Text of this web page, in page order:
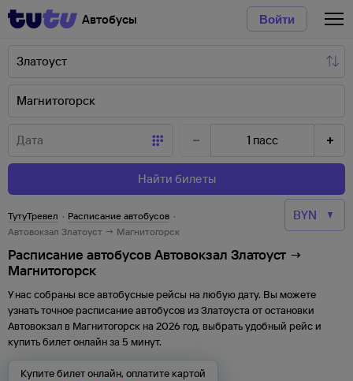
Автобусы Войти
1 пасс
Найти билеты
ТутуТревел · Расписание автобусов ·
Автовокзал Златоуст → Магнитогорск
Расписание автобусов Автовокзал Златоуст →
Магнитогорск
У нас собраны все автобусные рейсы на любую дату. Вы можете
узнать точное расписание автобусов изЗлатоуста отостановки
Автовокзал в Магнитогорск на 2026 год, выбрать удобный рейс и
купить билет онлайн за 5 минут.
Купите билет онлайн, оплатите картой